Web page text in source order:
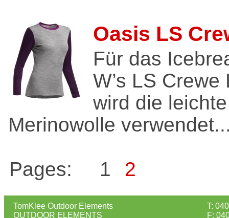
Oasis LS
Für das
W’s LS
wird die
Merinowolle
Pages: 1 2
TomKlee Outdoor Elements
OUTDOOR ELEMENTS
T:
F: